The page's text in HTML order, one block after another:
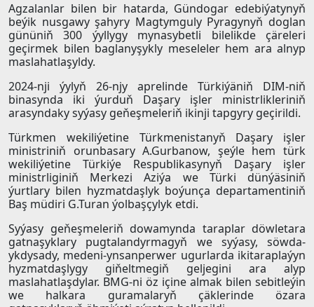
Agzalanlar bilen bir hatarda, Gündogar edebiýatynyň
beýik nusgawy şahyry Magtymguly Pyragynyň doglan
gününiň 300 ýyllygy mynasybetli bilelikde çäreleri
geçirmek bilen baglanyşykly meseleler hem ara alnyp
maslahatlaşyldy.
2024-nji ýylyň 26-njy aprelinde Türkiýäniň DIM-niň
binasynda iki ýurduň Daşary işler ministrlikleriniň
arasyndaky syýasy geňeşmeleriň ikinji tapgyry geçirildi.
Türkmen wekiliýetine Türkmenistanyň Daşary işler
ministriniň orunbasary A.Gurbanow, şeýle hem türk
wekiliýetine Türkiýe Respublikasynyň Daşary işler
ministrliginiň Merkezi Aziýa we Türki dünýäsiniň
ýurtlary bilen hyzmatdaşlyk boýunça departamentiniň
Baş müdiri G.Turan ýolbaşçylyk etdi.
Syýasy geňeşmeleriň dowamynda taraplar döwletara
gatnaşyklary pugtalandyrmagyň we syýasy, söwda-
ykdysady, medeni-ynsanperwer ugurlarda ikitaraplaýyn
hyzmatdaşlygy giňeltmegiň geljegini ara alyp
maslahatlaşdylar. BMG-ni öz içine almak bilen sebitleýin
we halkara guramalaryň çäklerinde özara